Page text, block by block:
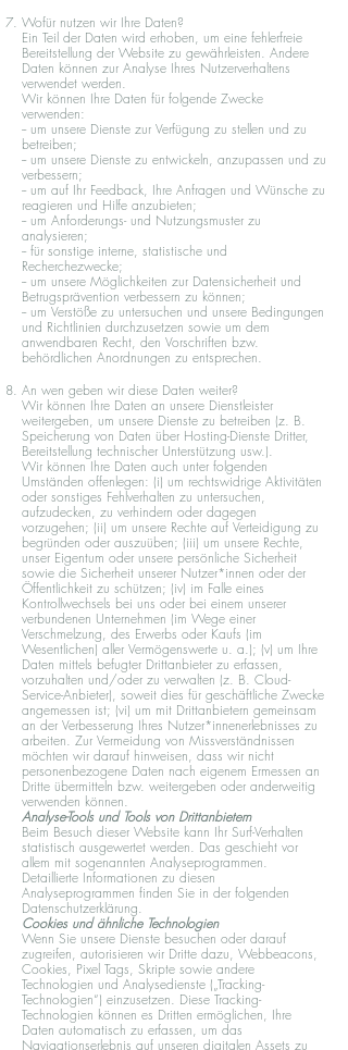
Wofür nutzen wir Ihre Daten?
Ein Teil der Daten wird erhoben, um eine fehlerfreie
Bereitstellung der Website zu gewährleisten. Andere
Daten können zur Analyse Ihres Nutzerverhaltens
verwendet werden.
Wir können Ihre Daten für folgende Zwecke
verwenden:
-- um unsere Dienste zur Verfügung zu stellen und zu
betreiben;
-- um unsere Dienste zu entwickeln, anzupassen und zu
verbessern;
-- um auf Ihr Feedback, Ihre Anfragen und Wünsche zu
reagieren und Hilfe anzubieten;
-- um Anforderungs- und Nutzungsmuster zu
analysieren;
-- für sonstige interne, statistische und
Recherchezwecke;
-- um unsere Möglichkeiten zur Datensicherheit und
Betrugsprävention verbessern zu können;
-- um Verstöße zu untersuchen und unsere Bedingungen
und Richtlinien durchzusetzen sowie um dem
anwendbaren Recht, den Vorschriften bzw.
behördlichen Anordnungen zu entsprechen.
An wen geben wir diese Daten weiter?
Wir können Ihre Daten an unsere Dienstleister
weitergeben, um unsere Dienste zu betreiben (z. B.
Speicherung von Daten über Hosting-Dienste Dritter,
Bereitstellung technischer Unterstützung usw.).
Wir können Ihre Daten auch unter folgenden
Umständen offenlegen: (i) um rechtswidrige Aktivitäten
oder sonstiges Fehlverhalten zu untersuchen,
aufzudecken, zu verhindern oder dagegen
vorzugehen; (ii) um unsere Rechte auf Verteidigung zu
begründen oder auszuüben; (iii) um unsere Rechte,
unser Eigentum oder unsere persönliche Sicherheit
sowie die Sicherheit unserer Nutzer*innen oder der
Öffentlichkeit zu schützen; (iv) im Falle eines
Kontrollwechsels bei uns oder bei einem unserer
verbundenen Unternehmen (im Wege einer
Verschmelzung, des Erwerbs oder Kaufs (im
Wesentlichen) aller Vermögenswerte u. a.); (v) um Ihre
Daten mittels befugter Drittanbieter zu erfassen,
vorzuhalten und/oder zu verwalten (z. B. Cloud-
Service-Anbieter), soweit dies für geschäftliche Zwecke
angemessen ist; (vi) um mit Drittanbietern gemeinsam
an der Verbesserung Ihres Nutzer*innenerlebnisses zu
arbeiten. Zur Vermeidung von Missverständnissen
möchten wir darauf hinweisen, dass wir nicht
personenbezogene Daten nach eigenem Ermessen an
Dritte übermitteln bzw. weitergeben oder anderweitig
verwenden können.
Analyse-Tools und Tools von Drittanbietern
Beim Besuch dieser Website kann Ihr Surf-Verhalten
statistisch ausgewertet werden. Das geschieht vor
allem mit sogenannten Analyseprogrammen.
Detaillierte Informationen zu diesen
Analyseprogrammen finden Sie in der folgenden
Datenschutzerklärung.
Cookies und ähnliche Technologien
Wenn Sie unsere Dienste besuchen oder darauf
zugreifen, autorisieren wir Dritte dazu, Webbeacons,
Cookies, Pixel Tags, Skripte sowie andere
Technologien und Analysedienste („Tracking-
Technologien“) einzusetzen. Diese Tracking-
Technologien können es Dritten ermöglichen, Ihre
Daten automatisch zu erfassen, um das
Navigationserlebnis auf unseren digitalen Assets zu